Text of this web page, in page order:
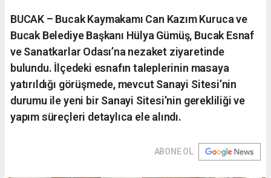
BUCAK – Bucak Kaymakamı Can Kazım Kuruca ve
Bucak Belediye Başkanı Hülya Gümüş, Bucak Esnaf
ve Sanatkarlar Odası’na nezaket ziyaretinde
bulundu. İlçedeki esnafın taleplerinin masaya
yatırıldığı görüşmede, mevcut Sanayi Sitesi’nin
durumu ile yeni bir Sanayi Sitesi’nin gerekliliği ve
yapım süreçleri detaylıca ele alındı.
ABONE OL